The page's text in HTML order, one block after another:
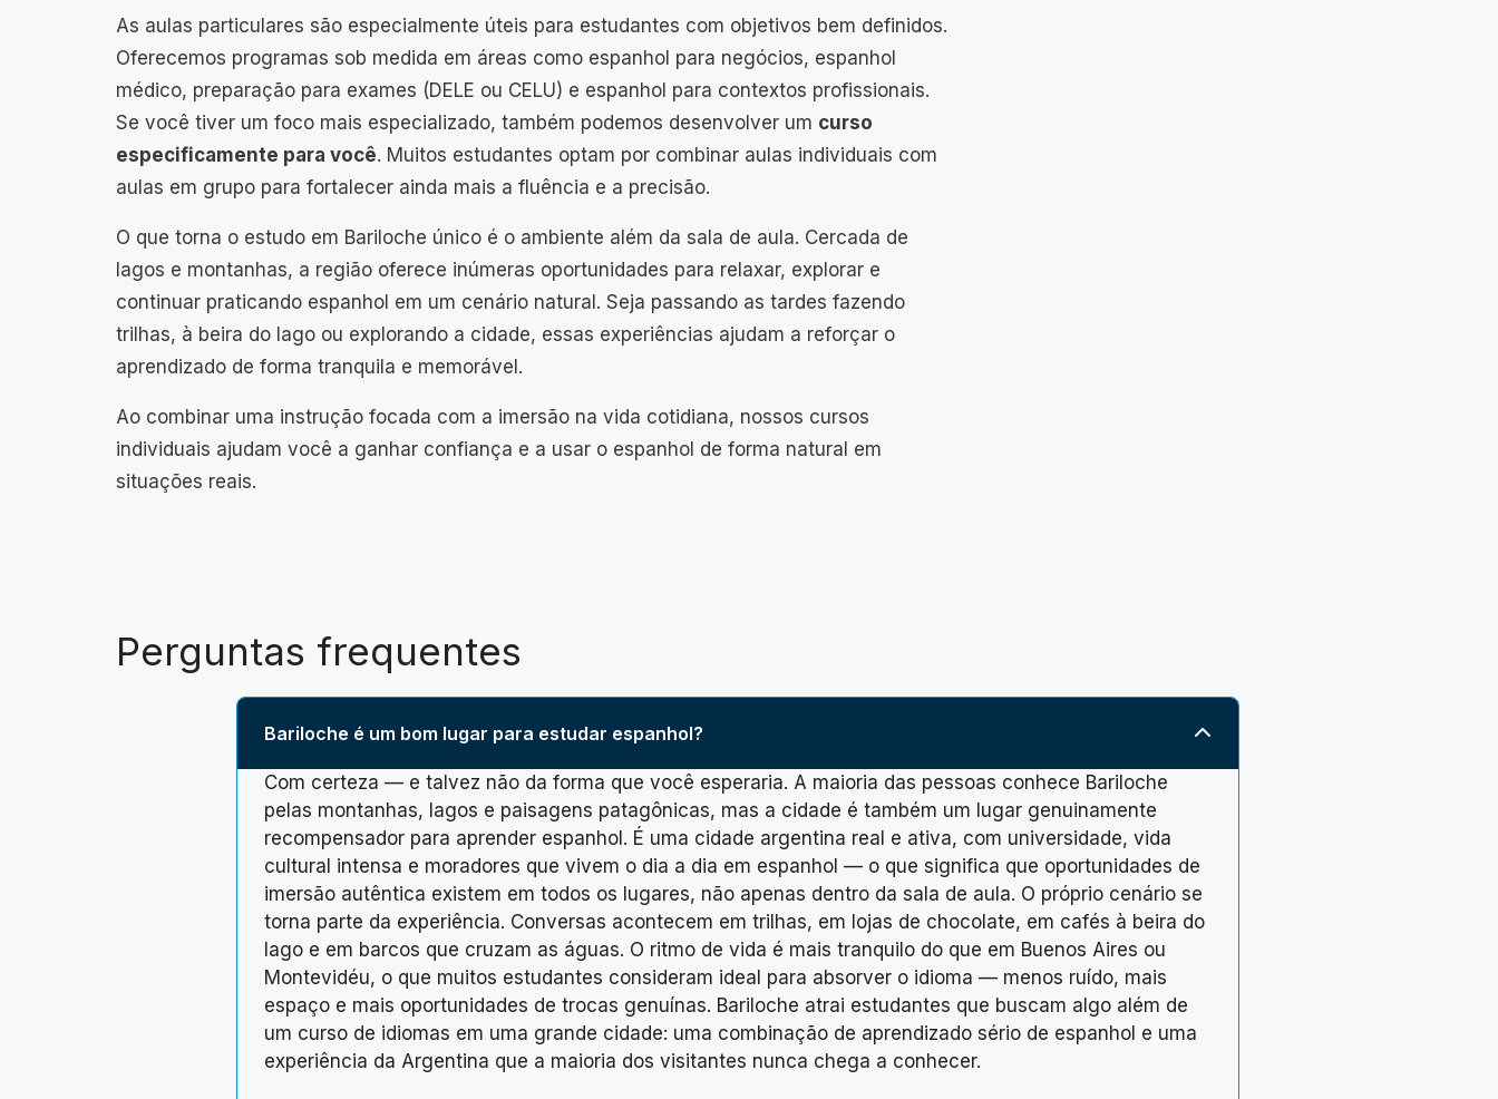
As aulas particulares são especialmente úteis para estudantes com objetivos bem definidos.
Oferecemos programas sob medida em áreas como espanhol para negócios, espanhol
médico, preparação para exames (DELE ou CELU) e espanhol para contextos profissionais.
Se você tiver um foco mais especializado, também podemos desenvolver um curso
especificamente para você. Muitos estudantes optam por combinar aulas individuais com
aulas em grupo para fortalecer ainda mais a fluência e a precisão.
O que torna o estudo em Bariloche único é o ambiente além da sala de aula. Cercada de
lagos e montanhas, a região oferece inúmeras oportunidades para relaxar, explorar e
continuar praticando espanhol em um cenário natural. Seja passando as tardes fazendo
trilhas, à beira do lago ou explorando a cidade, essas experiências ajudam a reforçar o
aprendizado de forma tranquila e memorável.
Ao combinar uma instrução focada com a imersão na vida cotidiana, nossos cursos
individuais ajudam você a ganhar confiança e a usar o espanhol de forma natural em
situações reais.
Perguntas frequentes
Bariloche é um bom lugar para estudar espanhol?
Com certeza — e talvez não da forma que você esperaria. A maioria das pessoas conhece Bariloche
pelas montanhas, lagos e paisagens patagônicas, mas a cidade é também um lugar genuinamente
recompensador para aprender espanhol. É uma cidade argentina real e ativa, com universidade, vida
cultural intensa e moradores que vivem o dia a dia em espanhol — o que significa que oportunidades de
imersão autêntica existem em todos os lugares, não apenas dentro da sala de aula. O próprio cenário se
torna parte da experiência. Conversas acontecem em trilhas, em lojas de chocolate, em cafés à beira do
lago e em barcos que cruzam as águas. O ritmo de vida é mais tranquilo do que em Buenos Aires ou
Montevidéu, o que muitos estudantes consideram ideal para absorver o idioma — menos ruído, mais
espaço e mais oportunidades de trocas genuínas. Bariloche atrai estudantes que buscam algo além de
um curso de idiomas em uma grande cidade: uma combinação de aprendizado sério de espanhol e uma
experiência da Argentina que a maioria dos visitantes nunca chega a conhecer.